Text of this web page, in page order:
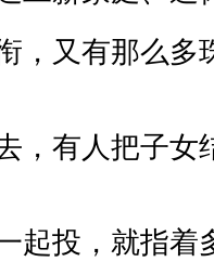
，又有那么多
，有人把子女
起投，就指着